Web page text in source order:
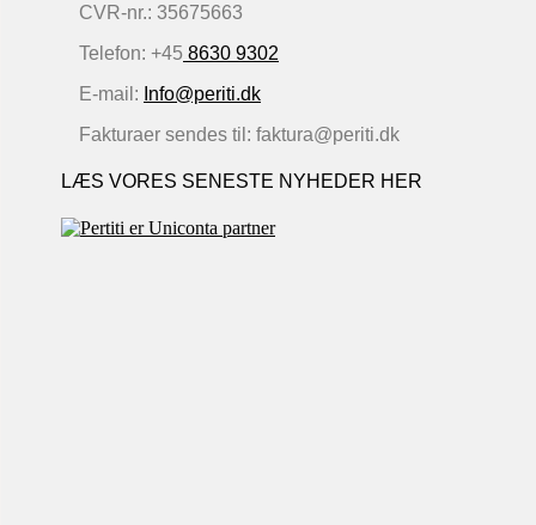
CVR-nr.: 35675663
Telefon: +45 8630 9302
E-mail: Info@periti.dk
Fakturaer sendes til: faktura@periti.dk
LÆS VORES SENESTE NYHEDER HER